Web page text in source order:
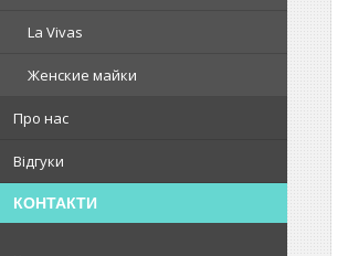
La Vivas
Женские майки
Про нас
Відгуки
КОНТАКТИ